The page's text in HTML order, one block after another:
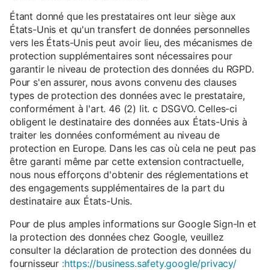
Étant donné que les prestataires ont leur siège aux
États-Unis et qu'un transfert de données personnelles
vers les États-Unis peut avoir lieu, des mécanismes de
protection supplémentaires sont nécessaires pour
garantir le niveau de protection des données du RGPD.
Pour s'en assurer, nous avons convenu des clauses
types de protection des données avec le prestataire,
conformément à l'art. 46 (2) lit. c DSGVO. Celles-ci
obligent le destinataire des données aux États-Unis à
traiter les données conformément au niveau de
protection en Europe. Dans les cas où cela ne peut pas
être garanti même par cette extension contractuelle,
nous nous efforçons d'obtenir des réglementations et
des engagements supplémentaires de la part du
destinataire aux États-Unis.
Pour de plus amples informations sur Google Sign-In et
la protection des données chez Google, veuillez
consulter la déclaration de protection des données du
fournisseur :https://business.safety.google/privacy/